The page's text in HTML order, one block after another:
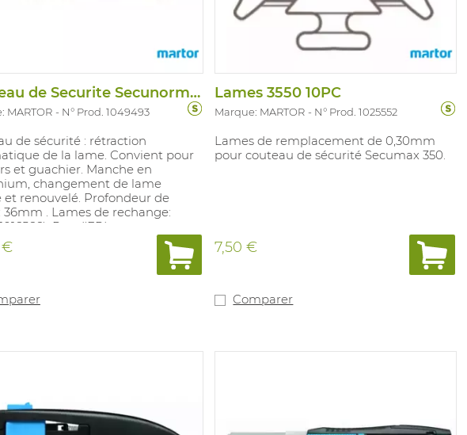
Couteau de Securite Secunorm 540
MARTOR N° Prod. 1049493
de sécurité : rétraction
de la lame. Convient pour
et guachier. Manche en
changement de lame
et renouvelé. Profondeur de
36mm . Lames de rechange:
Pas d'EPI.
€
Lames 3550 10PC
Marque: MARTOR N° Prod. 1025552
Lames de remplacement de 0,30mm
pour couteau de sécurité Secumax 350.
7,50 €
Comparer